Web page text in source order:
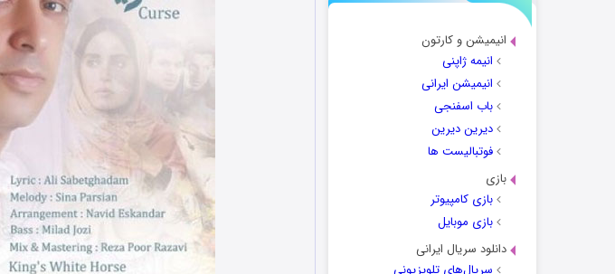
انیمیشن و کارتون
انیمه ژاپنی
انیمیشن ایرانی
باب اسفنجی
دیرین دیرین
فوتبالیست ها
بازی
بازی کامپیوتر
بازی موبایل
دانلود سریال ایرانی
سریال‌های تلویزیونی